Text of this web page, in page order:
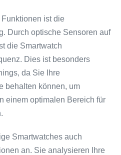
ist die
Durch optische Sensoren auf
die Smartwatch
Dies ist besonders
da Sie Ihre
behalten können, um
einem optimalen Bereich für
Smartwatches auch
an. Sie analysieren Ihre